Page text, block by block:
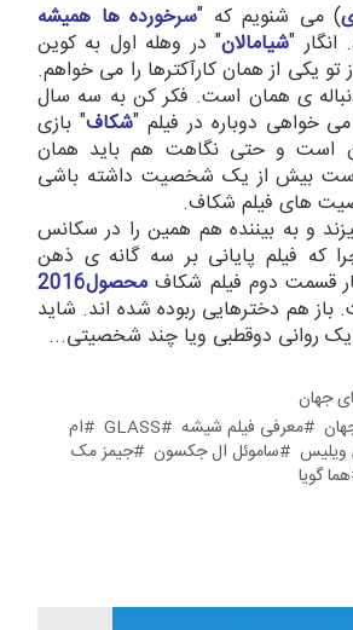
) می شنویم که "سرخورده ها همیشه
"شیامالان" در وهله اول به کوین
یکی از همان کارآکترها را می خواهم.
ی همان است. فکر کن به سه سال
خواهی دوباره در فیلم "شکاف" بازی
است و حتی نگاهت هم باید همان
است بیش از یک شخصیت داشته باشی
های فیلم شکاف.
و به بیننده هم همین را در سکانس
که فیلم پایانی بر سه گانه ی ذهن
قسمت دوم فیلم شکاف محصول2016
باز هم دخترهایی ربوده شده اند. شاید
یک روانی دوقطبی ویا چند شخصیتی...
جهان
معرفی فیلم شیشه GLASS
ام
ساموئل ال جکسون
جیمز مک
هما گویا